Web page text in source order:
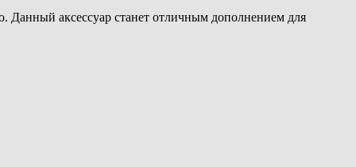
Данный аксессуар станет отличным дополнением для